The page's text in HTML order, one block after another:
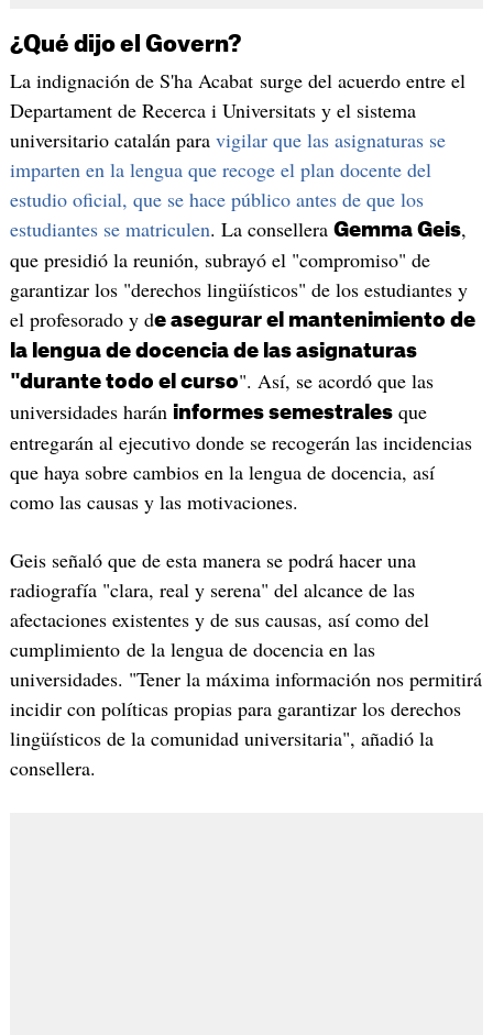
¿Qué dijo el Govern?
La indignación de S'ha Acabat surge del acuerdo entre el
Departament de Recerca i Universitats y el sistema
universitario catalán para vigilar que las asignaturas se
imparten en la lengua que recoge el plan docente del
estudio oficial, que se hace público antes de que los
estudiantes se matriculen. La consellera Gemma Geis,
que presidió la reunión, subrayó el "compromiso" de
garantizar los "derechos lingüísticos" de los estudiantes y
el profesorado y de asegurar el mantenimiento de
la lengua de docencia de las asignaturas
"durante todo el curso". Así, se acordó que las
universidades harán informes semestralesque
entregarán al ejecutivo donde se recogerán las incidencias
que haya sobre cambios en la lengua de docencia, así
como las causas y las motivaciones.
Geis señaló que de esta manera se podrá hacer una
radiografía "clara, real y serena" del alcance de las
afectaciones existentes y de sus causas, así como del
cumplimiento de la lengua de docencia en las
universidades. "Tener la máxima información nos permitirá
incidir con políticas propias para garantizar los derechos
lingüísticos de la comunidad universitaria", añadió la
consellera.